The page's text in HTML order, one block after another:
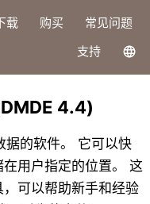
载 购买 常见问题
支持
4.4)
据的软件。 它可以快
用户指定的位置。 这
可以帮助新手和经验